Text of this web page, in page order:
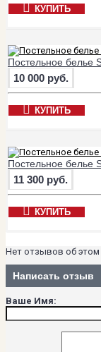
КУПИТЬ
Постельное белье
10 000 руб.
КУПИТЬ
Постельное белье
11 300 руб.
КУПИТЬ
Нет отзывов об этом
Написать отзыв
Ваше Имя: